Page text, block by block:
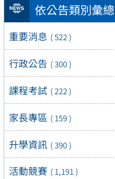
依公告類別彙總
重要消息 ( 522 )
行政公告 ( 300 )
課程考試 ( 222 )
家長專區 ( 159 )
升學資訊 ( 390 )
活動競賽 ( 1,191 )